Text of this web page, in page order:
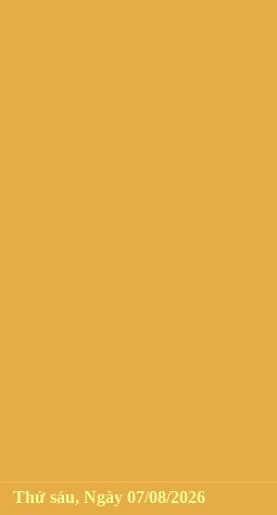
Thứ sáu, Ngày 07/08/2026